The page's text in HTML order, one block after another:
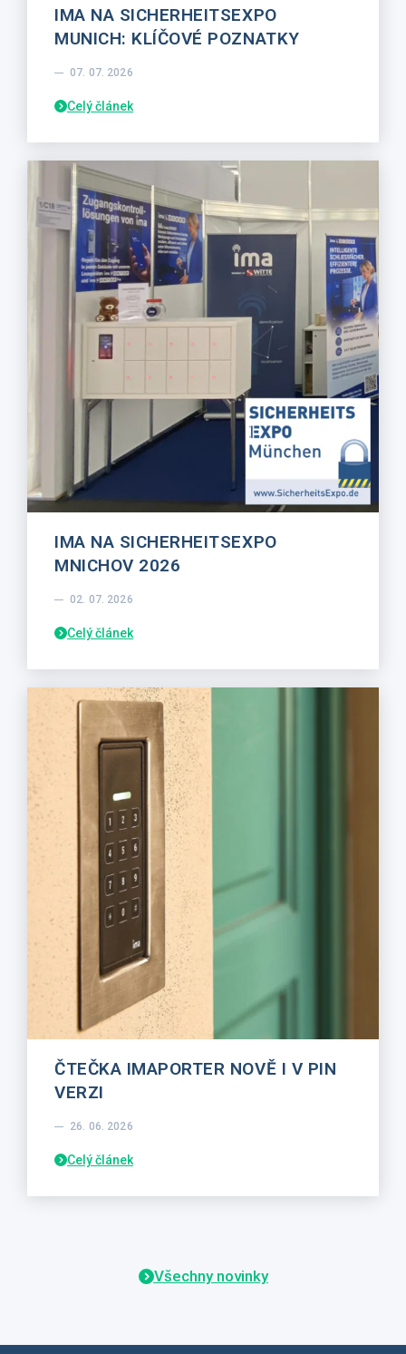
IMA NA SICHERHEITSEXPO
MUNICH: KLÍČOVÉ POZNATKY
07. 07. 2026
Celý článek
IMA NA SICHERHEITSEXPO
MNICHOV 2026
02. 07. 2026
Celý článek
ČTEČKA IMAPORTER NOVĚ I V PIN
VERZI
26. 06. 2026
Celý článek
Všechny novinky